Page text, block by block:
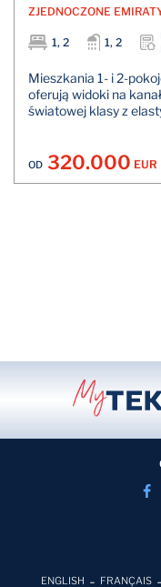
ZJEDNOCZONE
1, 2 1, 2
Mieszkania 1- i 2-
oferują widoki na
światowej klasy z
OD 320.000 EUR
ENGLISH FRANÇAIS